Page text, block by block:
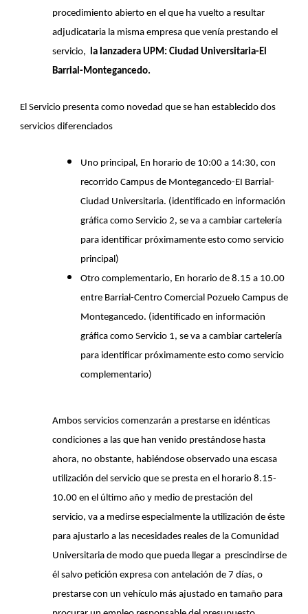
procedimiento abierto en el que ha vuelto a resultar
adjudicataria la misma empresa que venía prestando el
servicio,
la lanzadera UPM: Ciudad Universitaria-El
Barrial-Montegancedo.
El Servicio presenta como novedad que se han establecido dos
servicios diferenciados
Uno principal, En horario de 10:00 a 14:30, con
recorrido Campus de Montegancedo-EI Barrial-
Ciudad Universitaria. (identificado en información
gráfica como Servicio 2, se va a cambiar cartelería
para identificar próximamente esto como servicio
principal)
Otro complementario, En horario de 8.15 a 10.00
entre Barrial-Centro Comercial Pozuelo Campus de
Montegancedo. (identificado en información
gráfica como Servicio 1, se va a cambiar cartelería
para identificar próximamente esto como servicio
complementario)
Ambos servicios comenzarán a prestarse en idénticas
condiciones a las que han venido prestándose hasta
ahora, no obstante, habiéndose observado una escasa
utilización del servicio que se presta en el horario 8.15-
10.00 en el último año y medio de prestación del
servicio, va a medirse especialmente la utilización de éste
para ajustarlo a las necesidades reales de la Comunidad
Universitaria de modo que pueda llegar a prescindirse de
él salvo petición expresa con antelación de 7 días, o
prestarse con un vehículo más ajustado en tamaño para